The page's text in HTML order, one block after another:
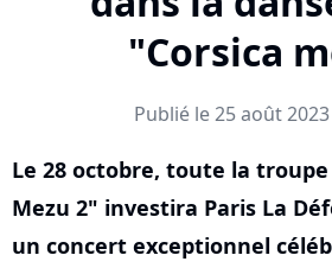
"Corsica
Publié le 25 août
Le 28 octobre, toute la
Mezu 2" investira Paris La
un concert exceptionnel